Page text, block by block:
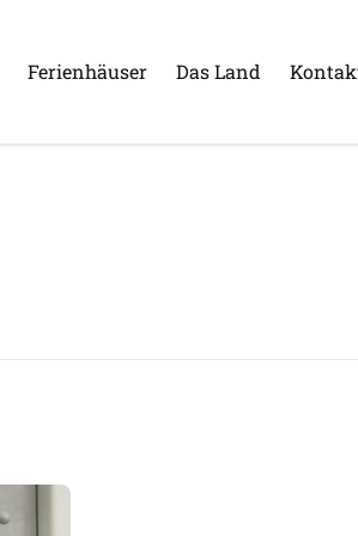
Ferienhäuser Das Land